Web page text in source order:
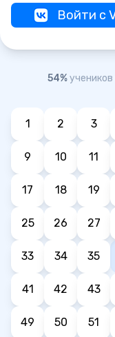
Войти с
54%
1 2 3
9 10 11
17 18 19
25 26 27
33 34 35
41 42 43
49 50 51